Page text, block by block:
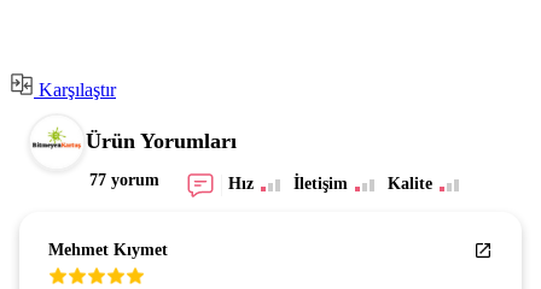
Karşılaştır
Ürün Yorumları
77 yorum Hız İletişim Kalite
Mehmet Kıymet